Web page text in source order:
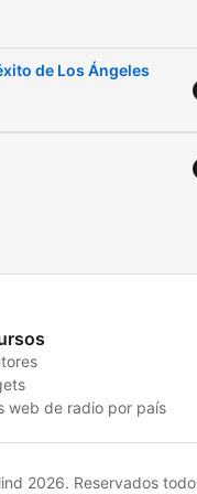
de Los Ángeles
web de radio por país
2026. Reservados